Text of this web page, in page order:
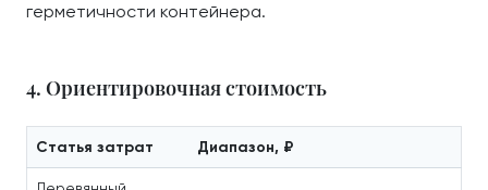
герметичности контейнера.
4. Ориентировочная стоимость
Статья затрат Диапазон, ₽